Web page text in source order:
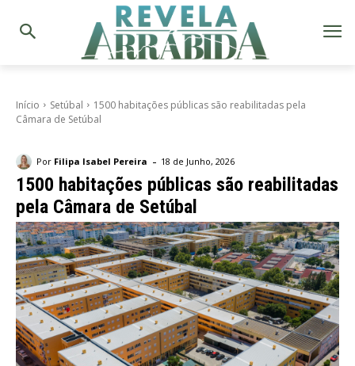
Início Setúbal
1500 habitações públicas são reabilitadas pela
Câmara de Setúbal
Por Filipa Isabel Pereira - 18 de Junho, 2026
1500 habitações públicas são reabilitadas
pela Câmara de Setúbal